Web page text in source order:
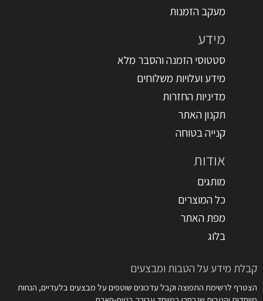
מעקב הזמנות
מידע
סטטוסי הזמנה והסבר מלא
מידע ועלויות משלוחים
מדיניות החזרות
תקנון האתר
קנייה בטוחה
אודות
מותגים
כל המוצרים
מפת האתר
בלוג
קבלת מידע על הטבות ומבצעים
הצטרף לרשימת התפוצה וקבל עדכונים שוטפים על מבצעים בלעדיים, הנחות